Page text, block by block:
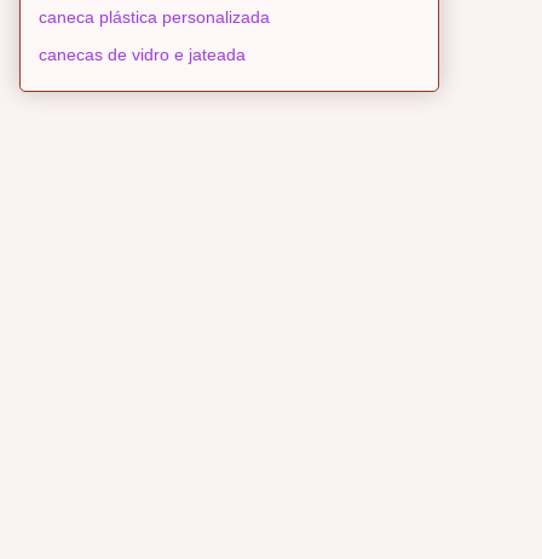
caneca plástica personalizada
canecas de vidro e jateada